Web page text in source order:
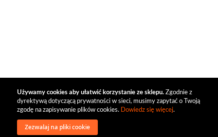
Używamy cookies aby ułatwić korzystanie ze sklepu. Zgodnie z
dyrektywą dotyczącą prywatności w sieci, musimy zapytać o Twoją
zgodę na zapisywanie plików cookies. Dowiedz się więcej.
Zezwalaj na pliki cookie